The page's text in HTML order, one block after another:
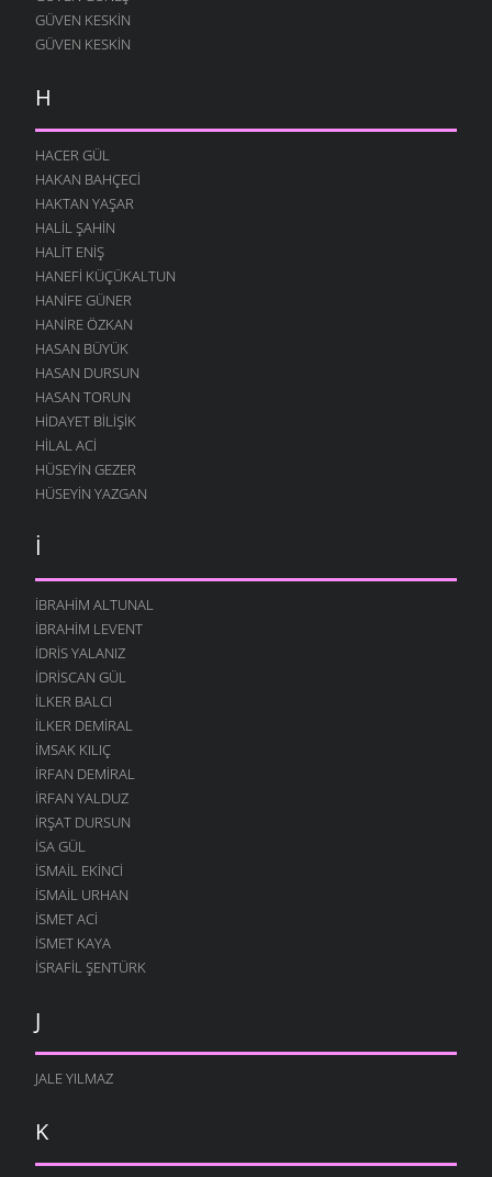
GÜVEN KESKIN
GÜVEN KESKIN
H
HACER GÜL
HAKAN BAHÇECI
HAKTAN YAŞAR
HALIL ŞAHIN
HALIT ENIŞ
HANEFI KÜÇÜKALTUN
HANIFE GÜNER
HANIRE ÖZKAN
HASAN BÜYÜK
HASAN DURSUN
HASAN TORUN
HIDAYET BILIŞIK
HILAL ACI
HÜSEYIN GEZER
HÜSEYIN YAZGAN
İ
İBRAHIM ALTUNAL
İBRAHIM LEVENT
İDRIS YALANIZ
IDRISCAN GÜL
İLKER BALCI
İLKER DEMIRAL
İMSAK KILIÇ
İRFAN DEMIRAL
İRFAN YALDUZ
İRŞAT DURSUN
ISA GÜL
ISMAIL EKINCI
İSMAIL URHAN
İSMET ACI
ISMET KAYA
İSRAFIL ŞENTÜRK
J
JALE YILMAZ
K